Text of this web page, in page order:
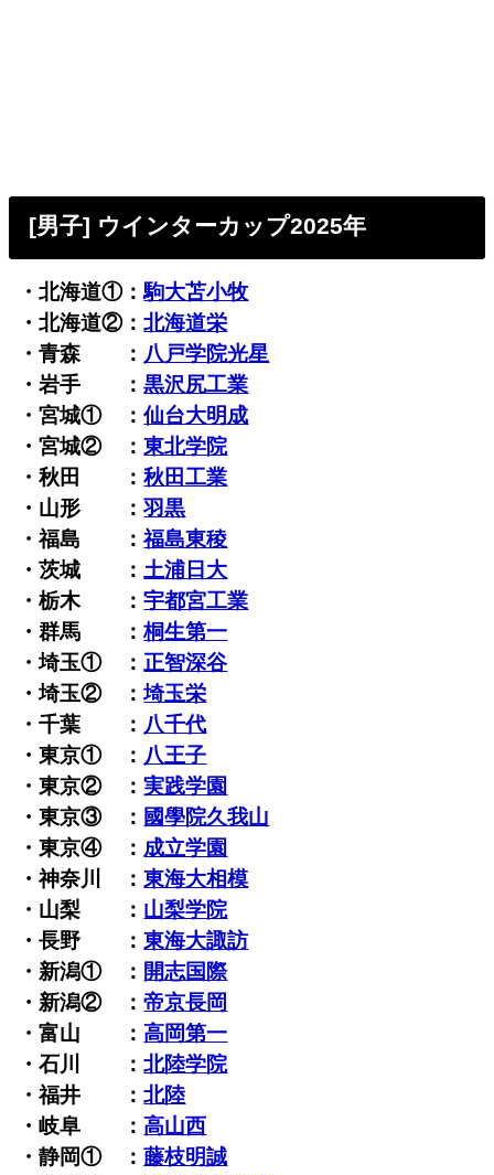
[男子] ウインターカップ2025年
・北海道①：駒大苫小牧
・北海道②：北海道栄
・青森 ： 八戸学院光星
・岩手 ：黒沢尻工業
・宮城① ：仙台大明成
・宮城② ：東北学院
・秋田 ：秋田工業
・山形 ：羽黒
・福島 ：福島東稜
・茨城 ： 土浦日大
・栃木 ：宇都宮工業
・群馬 ：桐生第一
・埼玉① ： 正智深谷
・埼玉② ：埼玉栄
・千葉 ： 八千代
・東京① ： 八王子
・東京② ：実践学園
・東京③ ： 國學院久我山
・東京④ ： 成立学園
・神奈川 ：東海大相模
・山梨 ： 山梨学院
・長野 ：東海大諏訪
・新潟① ： 開志国際
・新潟② ：帝京長岡
・富山 ：高岡第一
・石川 ：北陸学院
・福井 ：北陸
・岐阜 ：高山西
・静岡① ：藤枝明誠